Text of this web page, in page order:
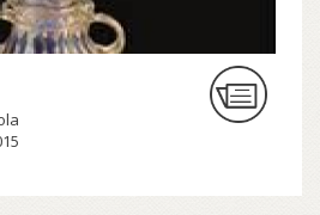
artistica
stili, per un lungo
così come una vasta
con popolazioni multi-
religiose.